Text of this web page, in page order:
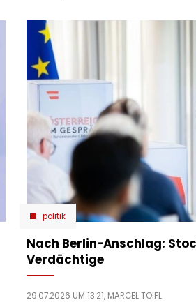
politik
Nach Berlin-Anschlag:
Verdächtige
29.07.2026 UM 13:21, MARCEL TOIFL